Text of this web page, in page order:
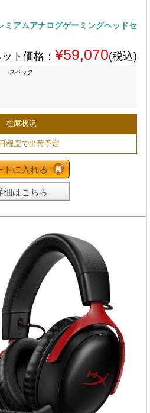
ミアムアナログゲーミングヘッドセ
ト価格： ¥59,070(税込)
スペック
在庫状況
程度で出荷予定
トに入れる
細はこちら